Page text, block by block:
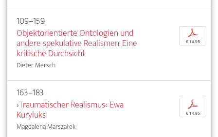
109–159
Objektorientierte Ontologien und
andere spekulative Realismen. Eine
kritische Durchsicht
Dieter Mersch
p
€ 14,95
163–183
›Traumatischer Realismus‹ Ewa
Kuryluks
Magdalena Marszałek
p
€ 14,95